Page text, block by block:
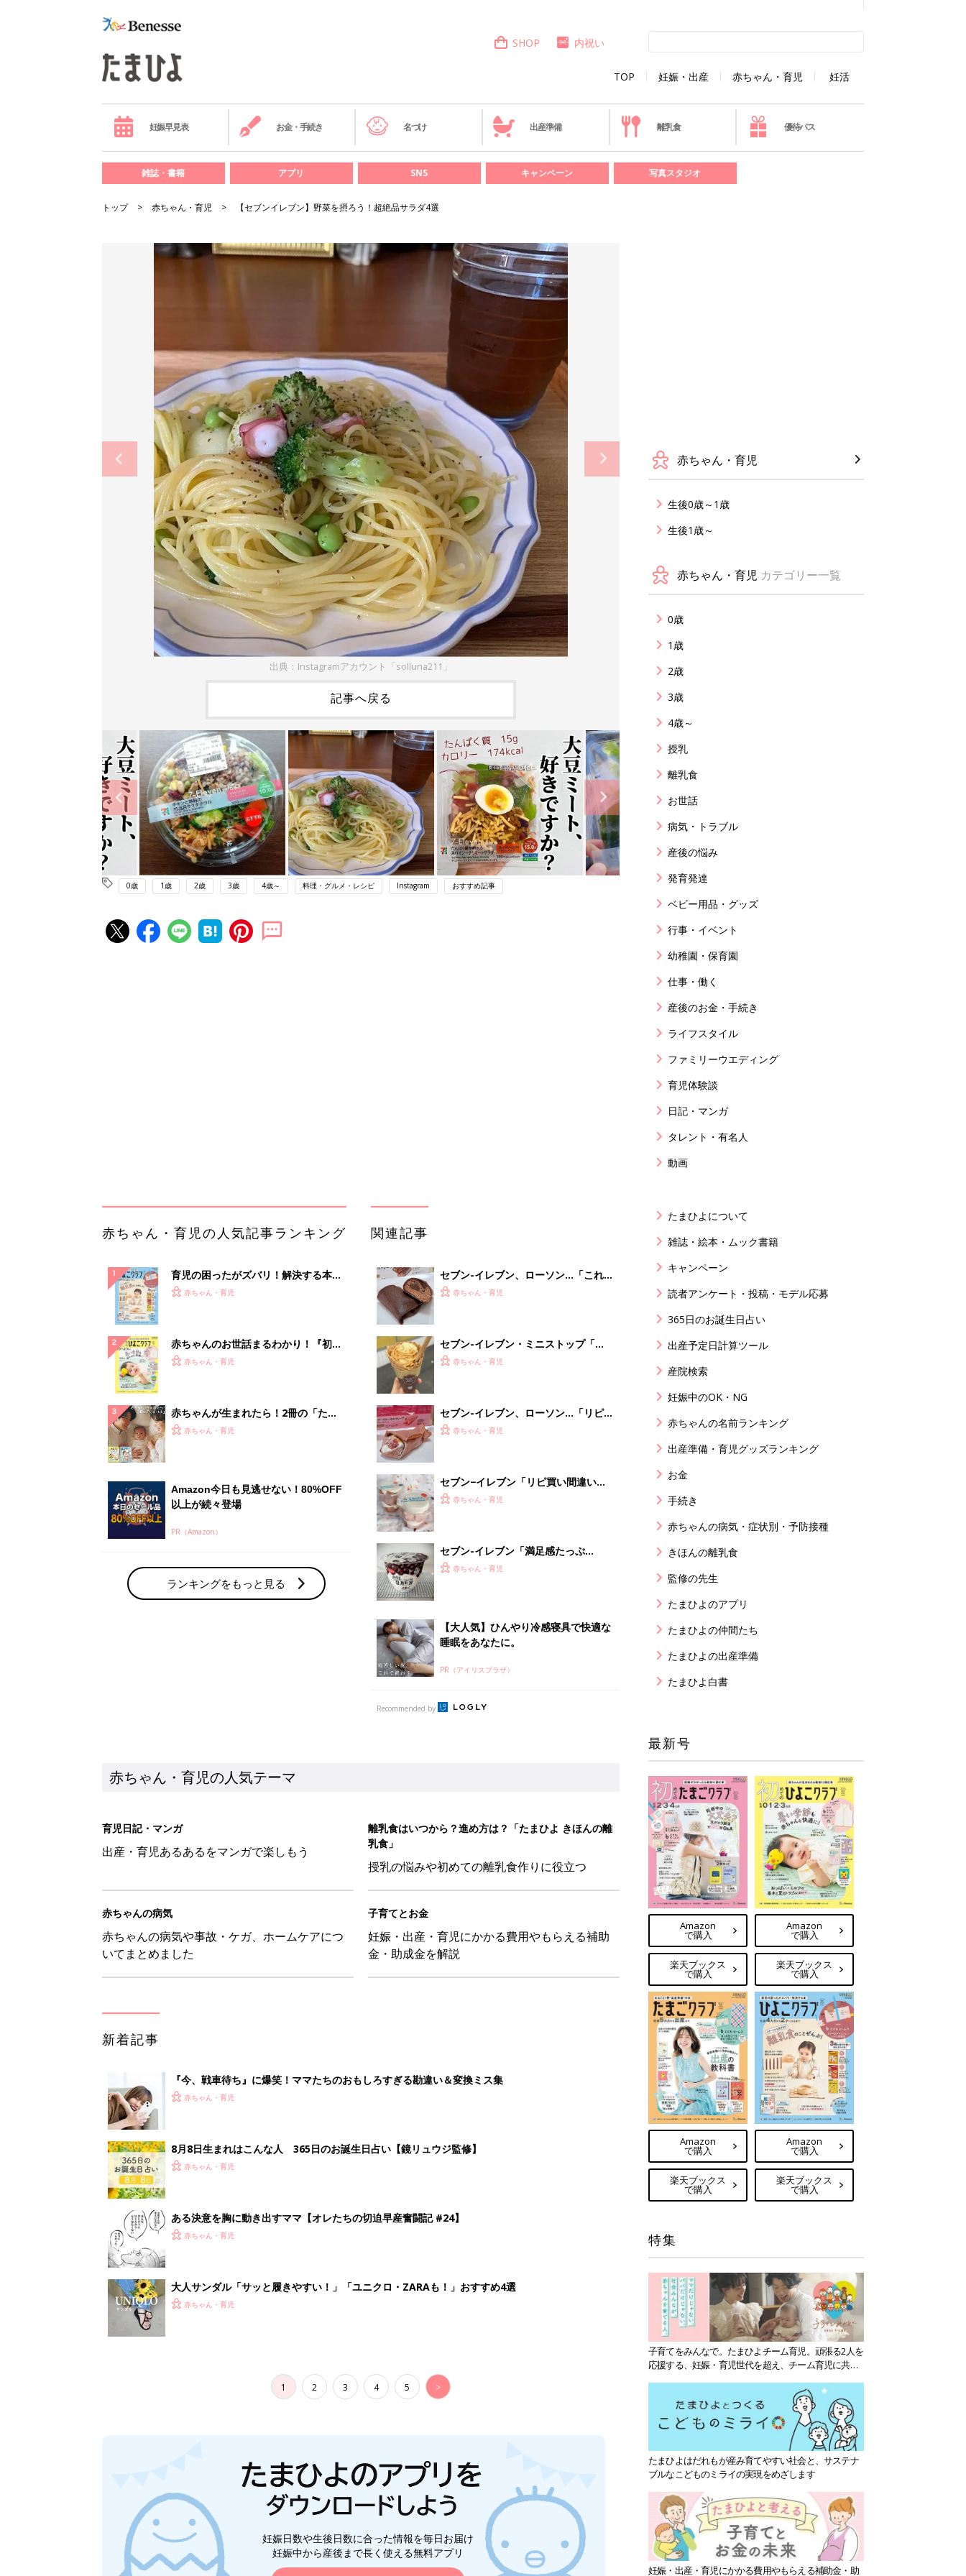
TOP 妊娠・出産 赤ちゃん・育児 妊活
SHOP 内祝い
妊娠早見表 お金・手続き 名づけ 出産準備 離乳食 優待パス
雑誌・書籍 アプリ SNS キャンペーン 写真スタジオ
トップ 赤ちゃん・育児 【セブンイレブン】野菜を摂ろう！超絶品サラダ4選
出典：Instagramアカウント「solluna211」
記事へ戻る
0歳 1歳 2歳 3歳 4歳～ 料理・グルメ・レシピ Instagram おすすめ記事
以上が続々登場
PR（Amazon）
ランキングをもっと見る
♪」話題の桜スイーツ4選
話題のチョコスイーツ5選
睡眠をあなたに。
PR（アイリスプラザ）
赤ちゃん・育児の人気テーマ
育児日記・マンガ
離乳食はいつから？進め方は？「たまひよ きほんの離
授乳の悩みや初めての離乳食作りに役立つ
子育てとお金
妊娠・出産・育児にかかる費用やもらえる補助
金・助成金を解説
『今、戦車待ち』に爆笑！ママたちのおもしろすぎる勘違い＆変換ミス集
赤ちゃん・育児
8月8日生まれはこんな人 365日のお誕生日占い【鏡リュウジ監修】
赤ちゃん・育児
ある決意を胸に動き出すママ【オレたちの切迫早産奮闘記 #24】
1 2 3 4 5 >
赤ちゃん・育児
生後0歳～1歳
生後1歳～
赤ちゃん・育児 カテゴリー一覧
0歳
1歳
2歳
3歳
4歳～
授乳
離乳食
お世話
病気・トラブル
産後の悩み
発育発達
ベビー用品・グッズ
行事・イベント
幼稚園・保育園
仕事・働く
産後のお金・手続き
ライフスタイル
ファミリーウエディング
育児体験談
日記・マンガ
タレント・有名人
動画
たまひよについて
雑誌・絵本・ムック書籍
キャンペーン
読者アンケート・投稿・モデル応募
365日のお誕生日占い
出産予定日計算ツール
産院検索
妊娠中のOK・NG
赤ちゃんの名前ランキング
出産準備・育児グッズランキング
お金
手続き
赤ちゃんの病気・症状別・予防接種
きほんの離乳食
監修の先生
たまひよのアプリ
たまひよの仲間たち
たまひよの出産準備
たまひよ白書
最新号
Amazon
で購入
楽天ブックス
で購入
Amazon
で購入
楽天ブックス
で購入
Amazon
で購入
楽天ブックス
で購入
Amazon
で購入
楽天ブックス
で購入
特集
子育てをみんなで。たまひよチーム育児。頑張る2人を
応援する、妊娠・育児世代を超え、チーム育児に共感
たまひよはだれもが産み育てやすい社会と、サステナ
ブルなこどものミライの実現をめざします
妊娠・出産・育児にかかる費用やもらえる補助金・助